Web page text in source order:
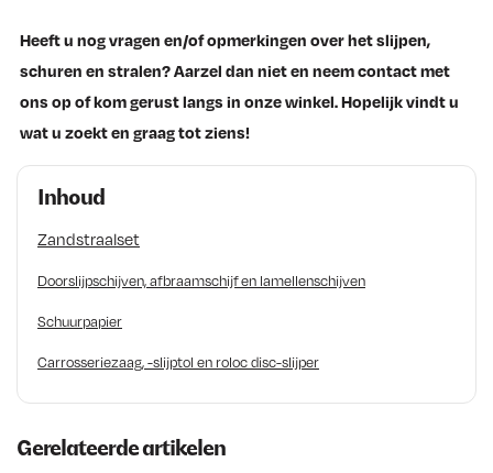
Inhoud
Zandstraalset
Doorslijpschijven, afbraamschijf en lamellenschijven
Schuurpapier
Carrosseriezaag, -slijptol en roloc disc-slijper
Gerelateerde artikelen
Heeft u nog vragen en/of opmerkingen over het slijpen,
schuren en stralen? Aarzel dan niet en neem contact met
ons op of kom gerust langs in onze winkel. Hopelijk vindt u
wat u zoekt en graag tot ziens!